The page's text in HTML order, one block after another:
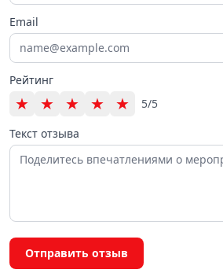
Email
Рейтинг
★ ★ ★ ★ ★
5/5
Текст отзыва
Отправить отзыв